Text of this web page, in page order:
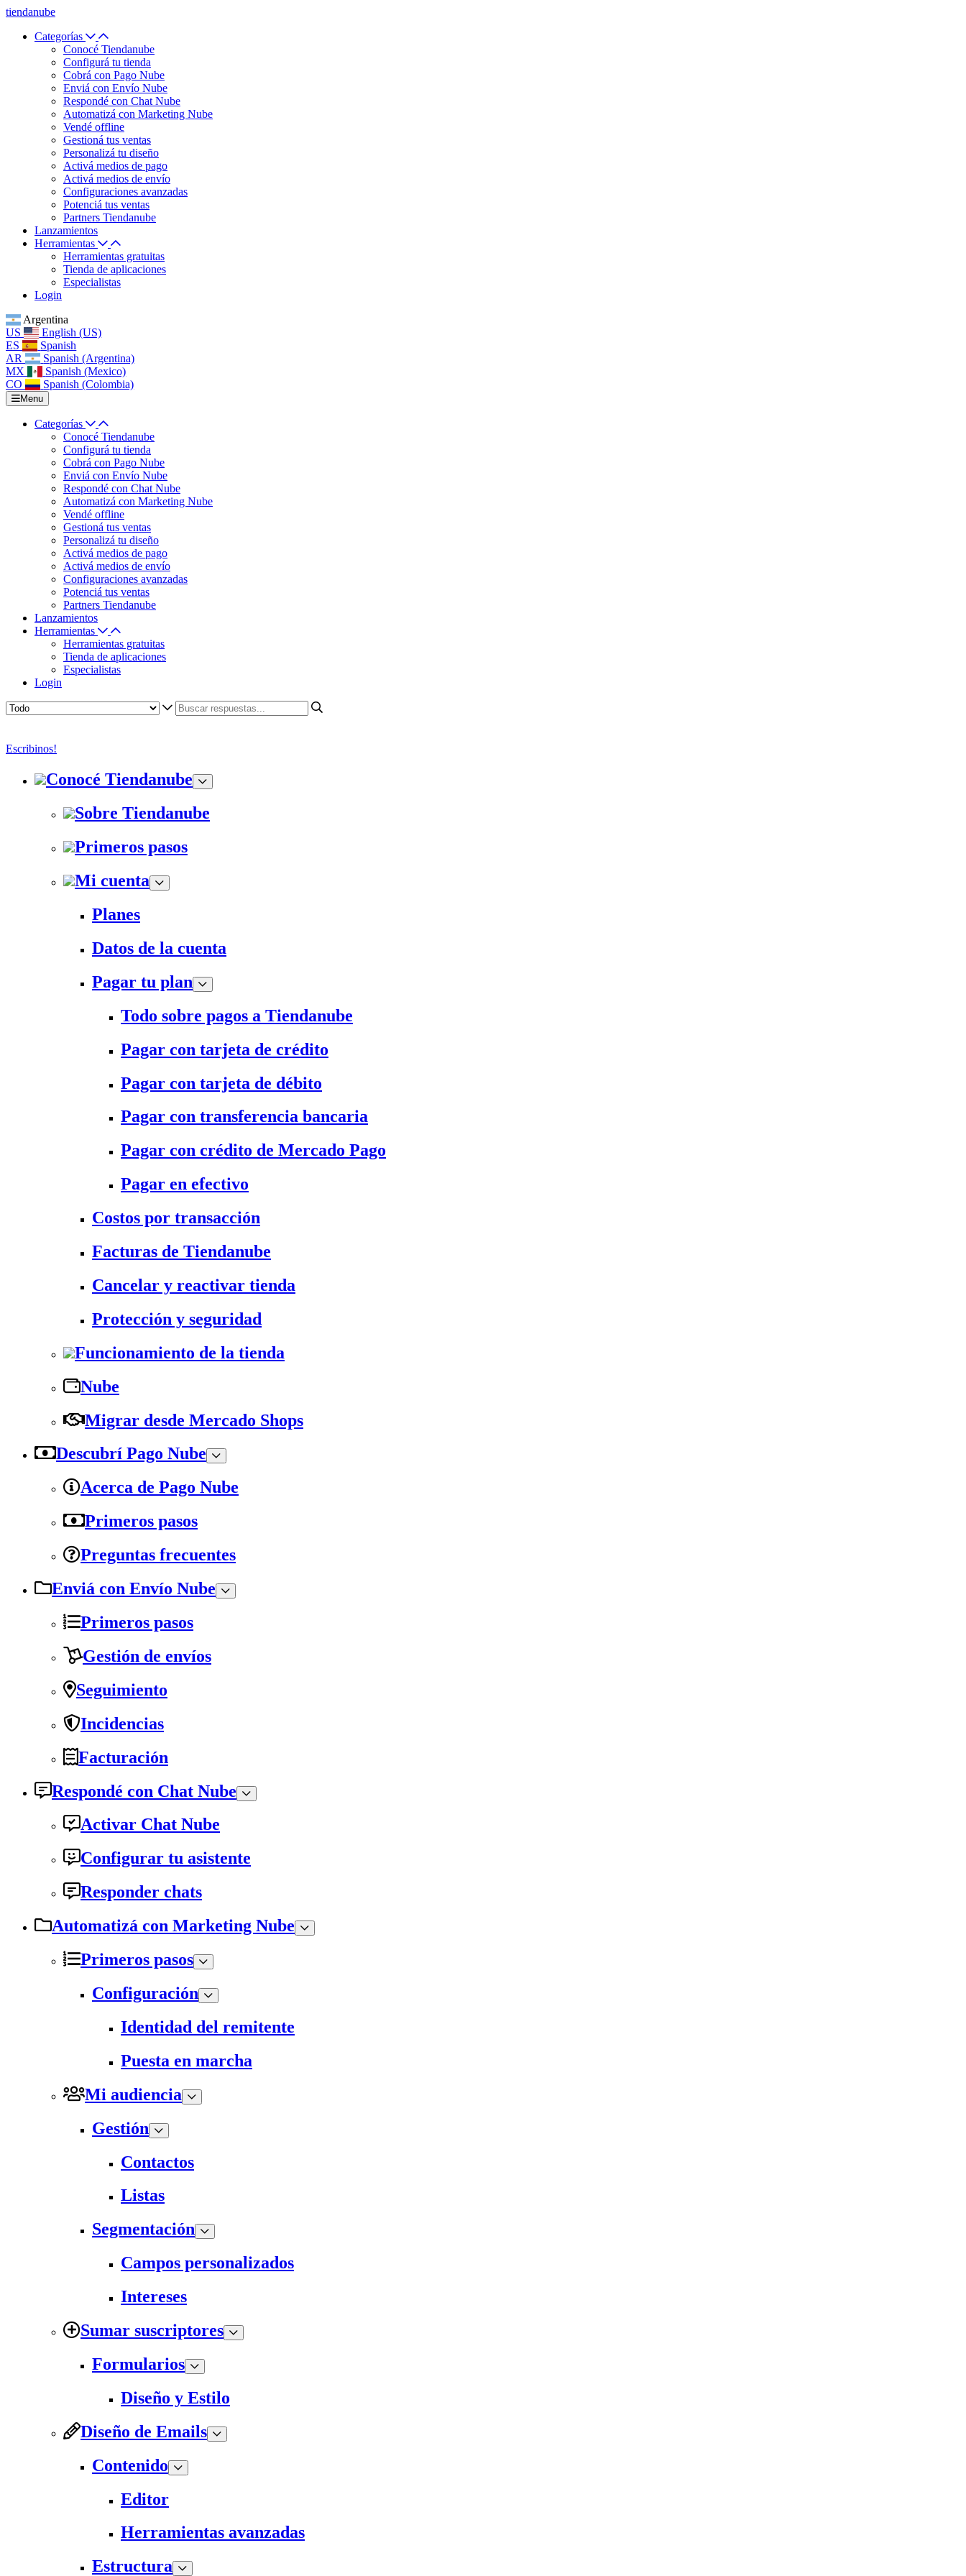
tiendanube
Categorías
Conocé Tiendanube
Configurá tu tienda
Cobrá con Pago Nube
Enviá con Envío Nube
Respondé con Chat Nube
Automatizá con Marketing Nube
Vendé offline
Gestioná tus ventas
Personalizá tu diseño
Activá medios de pago
Activá medios de envío
Configuraciones avanzadas
Potenciá tus ventas
Partners Tiendanube
Lanzamientos
Herramientas
Herramientas gratuitas
Tienda de aplicaciones
Especialistas
Login
Argentina
US
English (US)
ES
Spanish
AR
Spanish (Argentina)
MX
Spanish (Mexico)
CO
Spanish (Colombia)
Menu
Categorías
Conocé Tiendanube
Configurá tu tienda
Cobrá con Pago Nube
Enviá con Envío Nube
Respondé con Chat Nube
Automatizá con Marketing Nube
Vendé offline
Gestioná tus ventas
Personalizá tu diseño
Activá medios de pago
Activá medios de envío
Configuraciones avanzadas
Potenciá tus ventas
Partners Tiendanube
Lanzamientos
Herramientas
Herramientas gratuitas
Tienda de aplicaciones
Especialistas
Login
Escribinos!
Conocé Tiendanube
Sobre Tiendanube
Primeros pasos
Mi cuenta
Planes
Datos de la cuenta
Pagar tu plan
Todo sobre pagos a Tiendanube
Pagar con tarjeta de crédito
Pagar con tarjeta de débito
Pagar con transferencia bancaria
Pagar con crédito de Mercado Pago
Pagar en efectivo
Costos por transacción
Facturas de Tiendanube
Cancelar y reactivar tienda
Protección y seguridad
Funcionamiento de la tienda
Nube
Migrar desde Mercado Shops
Descubrí Pago Nube
Acerca de Pago Nube
Primeros pasos
Preguntas frecuentes
Enviá con Envío Nube
Primeros pasos
Gestión de envíos
Seguimiento
Incidencias
Facturación
Respondé con Chat Nube
Activar Chat Nube
Configurar tu asistente
Responder chats
Automatizá con Marketing Nube
Primeros pasos
Configuración
Identidad del remitente
Puesta en marcha
Mi audiencia
Gestión
Contactos
Listas
Segmentación
Campos personalizados
Intereses
Sumar suscriptores
Formularios
Diseño y Estilo
Diseño de Emails
Contenido
Editor
Herramientas avanzadas
Estructura